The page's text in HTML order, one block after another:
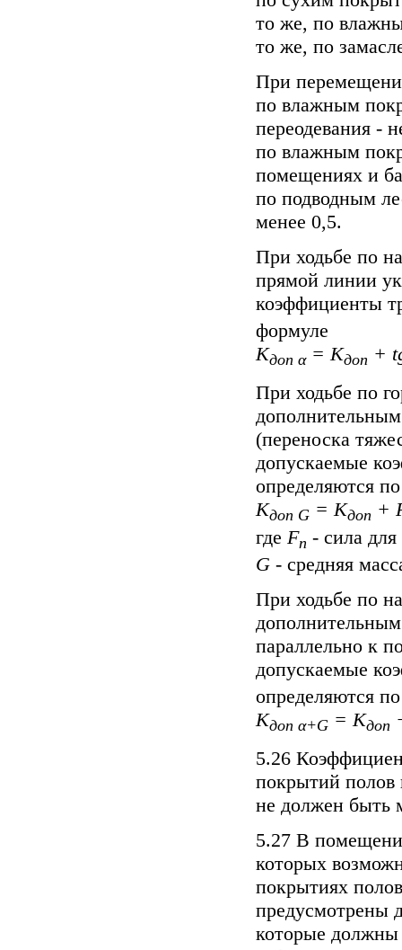
то же, по
то же, по
При
по влажным
переодевания -
по влажным
помещениях и
по подводным
менее 0,5.
При ходьбе по
прямой линии
коэффициенты
формуле
Кдоп α= Кдоп +
При ходьбе по
(переноска
допускаемые
определяются
Кдоп G = Кдоп +
где Fп - сила
G - средняя
При ходьбе по
параллельно к
допускаемые
определяются
Кдоп α+G = Кдоп
5.26
покрытий полов
не должен быть
5.27 В
которых
покрытиях
предусмотрены
которые должны